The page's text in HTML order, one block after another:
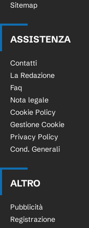
Sitemap
ASSISTENZA
Contatti
La Redazione
Faq
Nota legale
Cookie Policy
Gestione Cookie
Privacy Policy
Cond. Generali
ALTRO
Pubblicità
Registrazione